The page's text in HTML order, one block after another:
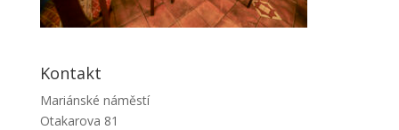
Kontakt
Mariánské náměstí
Otakarova 81